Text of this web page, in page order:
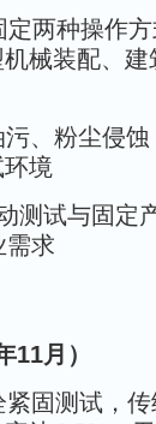
两种操作
械装配、
污、粉尘侵
境
测试与固定
需求
月）
固测试，